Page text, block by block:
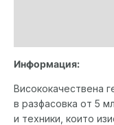
Информация:
Висококачествена
в разфасовка от 5
и техники, които